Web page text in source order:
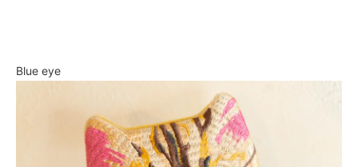
Blue eye